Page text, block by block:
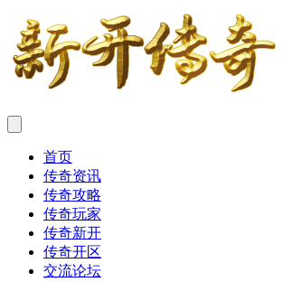
首页
传奇资讯
传奇攻略
传奇玩家
传奇新开
传奇开区
交流论坛